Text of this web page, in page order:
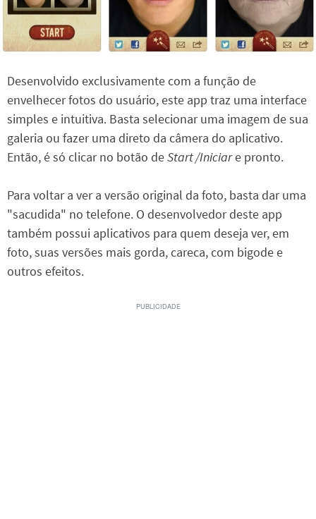
Desenvolvido exclusivamente com a função de
envelhecer fotos do usuário, este app traz uma interface
simples e intuitiva. Basta selecionar uma imagem de sua
galeria ou fazer uma direto da câmera do aplicativo.
Então, é só clicar no botão deStart /Iniciare pronto.
Para voltar a ver a versão original da foto, basta dar uma
"sacudida" no telefone. O desenvolvedor deste app
também possui aplicativos para quem deseja ver, em
foto, suas versões mais gorda, careca, com bigode e
outros efeitos.